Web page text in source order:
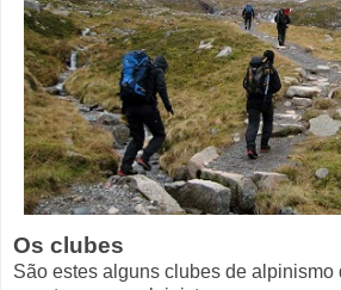
Os clubes
São estes alguns clubes de